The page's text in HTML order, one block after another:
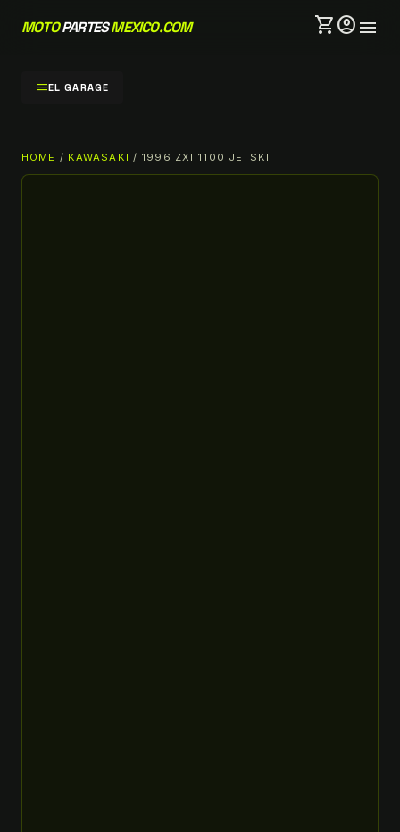
MOTOPARTESMEXICO.COM shopping_cartaccount_circlemenu
menuEL GARAGE
HOME / KAWASAKI / 1996 ZXI 1100 JETSKI